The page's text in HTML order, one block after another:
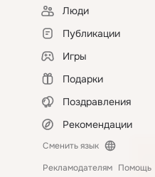
Люди
Публикации
Игры
Подарки
Поздравления
Рекомендации
Сменить язык
Рекламодателям Помощь